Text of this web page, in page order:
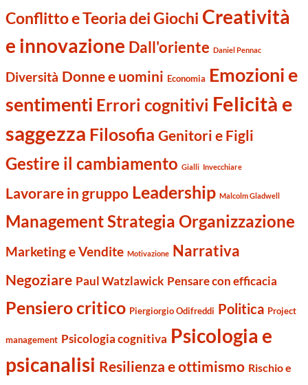
Conflitto e Teoria dei Giochi Creatività
e innovazione Dall'oriente Daniel Pennac
Diversità Donne e uomini Economia Emozioni e
sentimenti Errori cognitivi Felicità e
saggezza Filosofia Genitori e Figli
Gestire il cambiamento Gialli Invecchiare
Lavorare in gruppo Leadership Malcolm Gladwell
Management Strategia Organizzazione
Marketing e Vendite Motivazione Narrativa
Negoziare Paul Watzlawick Pensare con efficacia
Pensiero critico Piergiorgio Odifreddi Politica Project
management Psicologia cognitiva Psicologia e
psicanalisi Resilienza e ottimismo Rischio e